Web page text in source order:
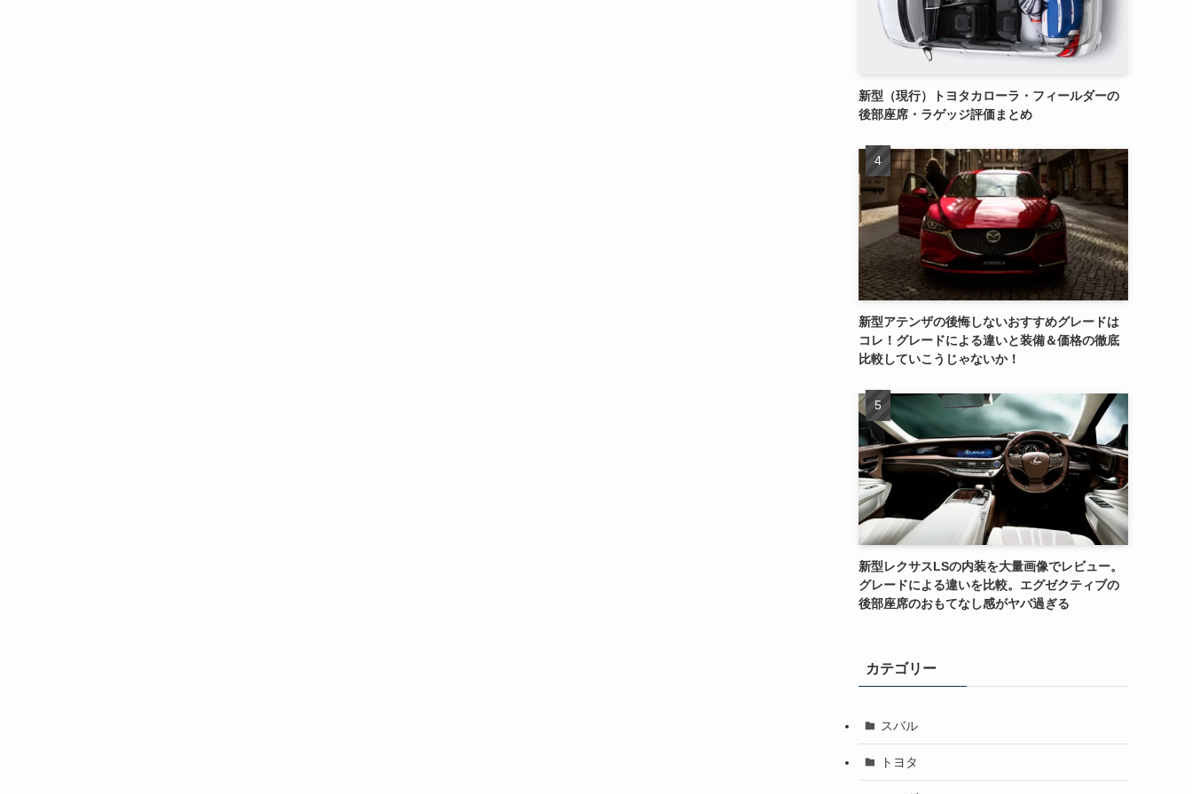
新型（現行）トヨタカローラ・フィールダーの
後部座席・ラゲッジ評価まとめ
新型アテンザの後悔しないおすすめグレードは
コレ！グレードによる違いと装備＆価格の徹底
比較していこうじゃないか！
新型レクサスLSの内装を大量画像でレビュー。
グレードによる違いを比較。エグゼクティブの
後部座席のおもてなし感がヤバ過ぎる
カテゴリー
スバル
トヨタ